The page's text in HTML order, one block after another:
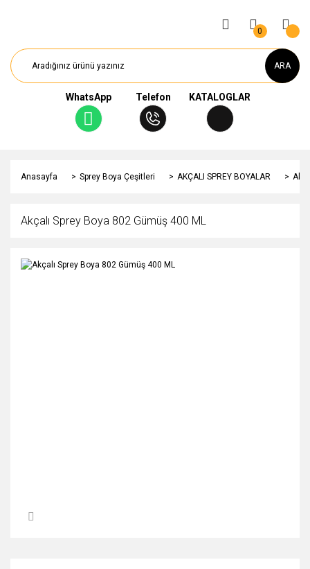
ARA
WhatsApp Telefon KATALOGLAR
0
Anasayfa Sprey Boya Çeşitleri AKÇALI SPREY BOYALAR
Akçalı Sprey Boya 802 Gümüş 400 ML